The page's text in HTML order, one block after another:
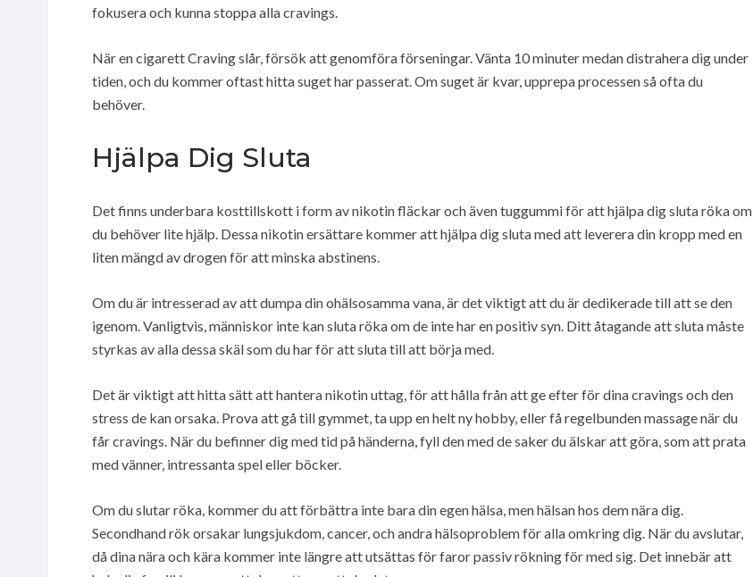
fokusera och kunna stoppa alla cravings.
När en cigarett Craving slår, försök att genomföra förseningar. Vänta 10 minuter medan distrahera dig under
tiden, och du kommer oftast hitta suget har passerat. Om suget är kvar, upprepa processen så ofta du
behöver.
Hjälpa Dig Sluta
Det finns underbara kosttillskott i form av nikotin fläckar och även tuggummi för att hjälpa dig sluta röka om
du behöver lite hjälp. Dessa nikotin ersättare kommer att hjälpa dig sluta med att leverera din kropp med en
liten mängd av drogen för att minska abstinens.
Om du är intresserad av att dumpa din ohälsosamma vana, är det viktigt att du är dedikerade till att se den
igenom. Vanligtvis, människor inte kan sluta röka om de inte har en positiv syn. Ditt åtagande att sluta måste
styrkas av alla dessa skäl som du har för att sluta till att börja med.
Det är viktigt att hitta sätt att hantera nikotin uttag, för att hålla från att ge efter för dina cravings och den
stress de kan orsaka. Prova att gå till gymmet, ta upp en helt ny hobby, eller få regelbunden massage när du
får cravings. När du befinner dig med tid på händerna, fyll den med de saker du älskar att göra, som att prata
med vänner, intressanta spel eller böcker.
Om du slutar röka, kommer du att förbättra inte bara din egen hälsa, men hälsan hos dem nära dig.
Secondhand rök orsakar lungsjukdom, cancer, och andra hälsoproblem för alla omkring dig. När du avslutar,
då dina nära och kära kommer inte längre att utsättas för faror passiv rökning för med sig. Det innebär att